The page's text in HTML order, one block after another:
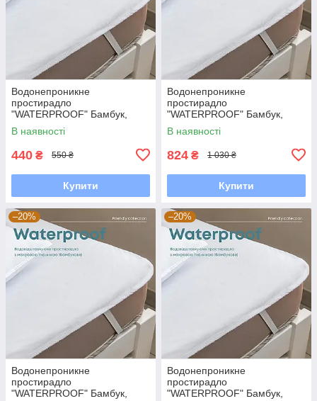
Водонепроникне
простирадло
"WATERPROOF" Бамбук,
80x200
В наявності
440 ₴ 550 ₴
Купити
Водонепроникне
простирадло
"WATERPROOF" Бамбук,
200x200
В наявності
824 ₴ 1 030 ₴
Купити
–20%
Водонепроникне
простирадло
"WATERPROOF" Бамбук,
–20%
Водонепроникне
простирадло
"WATERPROOF" Бамбук,